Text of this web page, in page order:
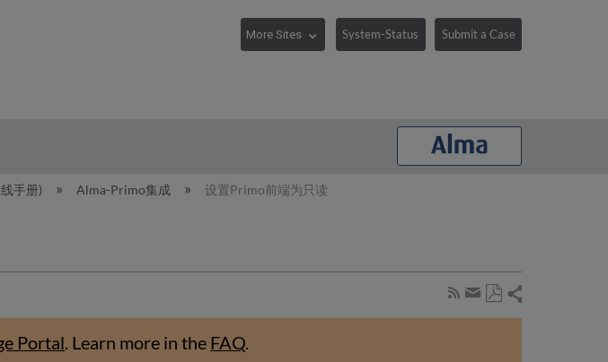
System-Status Submit a Case
手册) Alma-Primo集成 设置Primo前端为只读
Subscribe
by
Share
page Share
Portal. Learn more in the FAQ.